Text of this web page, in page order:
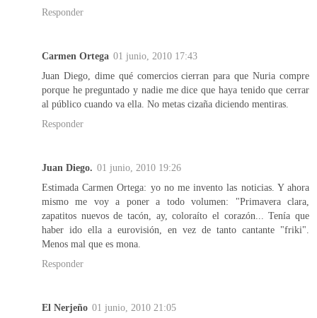
Responder
Carmen Ortega 01 junio, 2010 17:43
Juan Diego, dime qué comercios cierran para que Nuria compre
porque he preguntado y nadie me dice que haya tenido que cerrar
al público cuando va ella. No metas cizaña diciendo mentiras.
Responder
Juan Diego. 01 junio, 2010 19:26
Estimada Carmen Ortega: yo no me invento las noticias. Y ahora
mismo me voy a poner a todo volumen: "Primavera clara,
zapatitos nuevos de tacón, ay, coloraíto el corazón... Tenía que
haber ido ella a eurovisión, en vez de tanto cantante "friki".
Menos mal que es mona.
Responder
El Nerjeño 01 junio, 2010 21:05